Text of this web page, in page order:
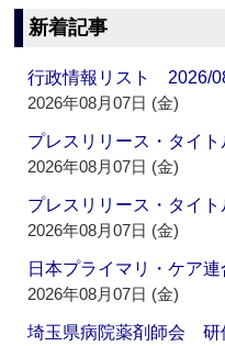
新着記事
行政情報リスト 2026/
2026年08月07日 (金)
プレスリリース・タイ
2026年08月07日 (金)
プレスリリース・タイ
2026年08月07日 (金)
日本プライマリ・ケア
2026年08月07日 (金)
埼玉県病院薬剤師会